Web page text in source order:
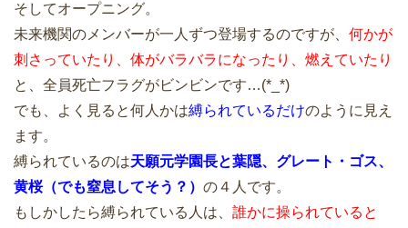
そしてオープニング。
未来機関のメンバーが一人ずつ登場するのですが、 何かが
刺さっていたり、体がバラバラになったり、燃えていたり
と、全員死亡フラグがビンビンです…(*_*)
でも、よく見ると何人かは縛られているだけのように見え
ます。
縛られているのは天願元学園長と葉隠、グレート・ゴス、
黄桜（でも窒息してそう？） の４人です。
もしかしたら縛られている人は、 誰かに操られていると